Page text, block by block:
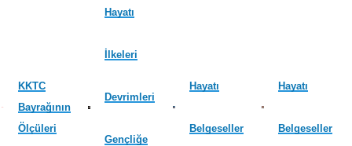
KKTC
Bayrağının
Ölçüleri
Hayatı
İlkeleri
Devrimleri
Gençliğe
Hayatı
Belgeseller
Hayatı
Belgeseller